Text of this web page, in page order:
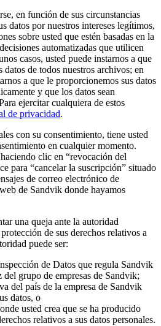
en función de sus circunstancias
datos por nuestros intereses legítimos,
sobre usted que estén basadas en la
automatizadas que utilicen
casos, usted puede instarnos a que
datos de todos nuestros archivos; en
a que le proporcionemos sus datos
y que los datos sean
ejercitar cualquiera de estos
de privacidad.
con su consentimiento, tiene usted
en cualquier momento.
clic en “revocación del
para “cancelar la suscripción” situado
de correo electrónico de
de Sandvik donde hayamos
una queja ante la autoridad
de sus derechos relativos a
puede ser:
de Datos que regula Sandvik
grupo de empresas de Sandvik;
del país de la empresa de Sandvik
datos, o
usted crea que se ha producido
relativos a sus datos personales.